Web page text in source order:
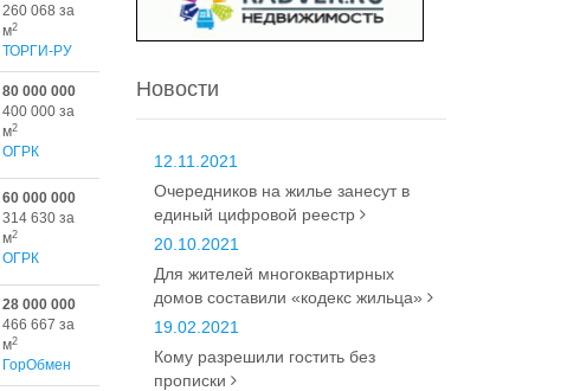
260 068 за
м2
ТОРГИ-РУ
80 000 000
400 000 за
м2
ОГРК
60 000 000
314 630 за
м2
ОГРК
28 000 000
466 667 за
м2
ГорОбмен
Новости
12.11.2021
Очередников на жилье занесут в
единый цифровой реестр
20.10.2021
Для жителей многоквартирных
домов составили «кодекс жильца»
19.02.2021
Кому разрешили гостить без
прописки